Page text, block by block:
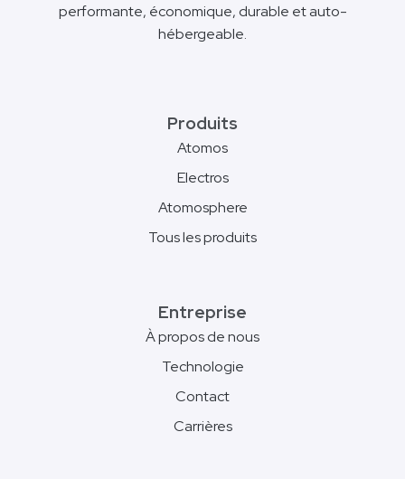
performante, économique, durable et auto-
hébergeable.
Produits
Atomos
Electros
Atomosphere
Tous les produits
Entreprise
À propos de nous
Technologie
Contact
Carrières